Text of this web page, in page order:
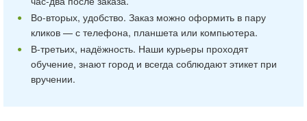
Во-вторых, удобство. Заказ можно оформить в пару
кликов — с телефона, планшета или компьютера.
В-третьих, надёжность. Наши курьеры проходят
обучение, знают город и всегда соблюдают этикет при
вручении.